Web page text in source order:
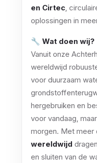
en Cirtec,
oplossingen in
🔧 Wat doen wij?
Vanuit onze
wereldwijd
voor duurzaam
hergebruiken en
voor vandaag,
morgen. Met meer
wereldwijd
en sluiten van de